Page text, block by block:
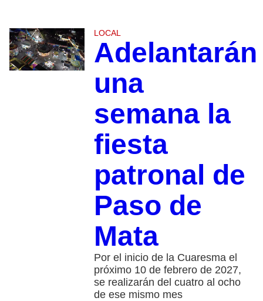
LOCAL
Adelantarán
una
semana la
fiesta
patronal de
Paso de
Mata
Por el inicio de la Cuaresma el
próximo 10 de febrero de 2027,
se realizarán del cuatro al ocho
de ese mismo mes